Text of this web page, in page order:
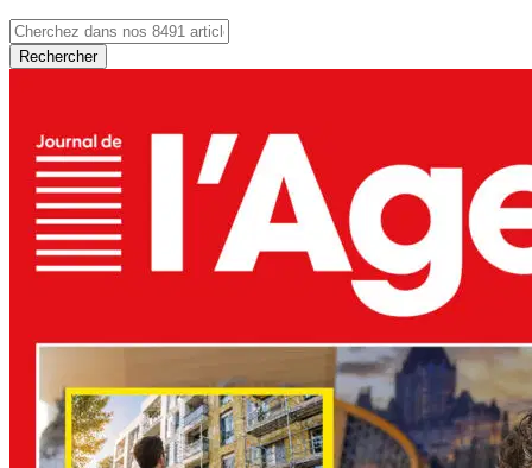
Rechercher